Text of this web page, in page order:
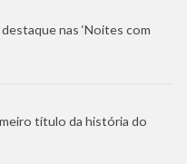
nas ‘Noites com
título da história do